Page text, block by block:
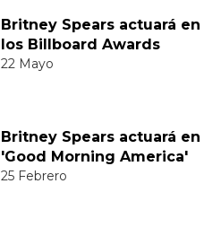
Britney Spears actuará en
los Billboard Awards
22 Mayo
Britney Spears actuará en
'Good Morning America'
25 Febrero